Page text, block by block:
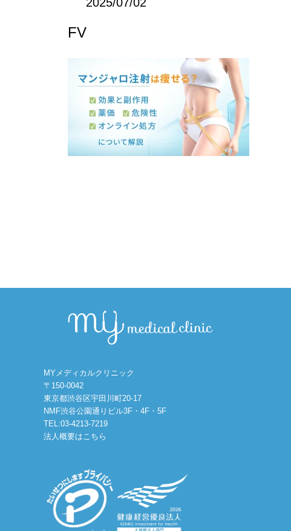
FV
MYメディカルクリニック
〒150-0042
東京都渋谷区宇田川町20-17
NMF渋谷公園通りビル3F・4F・5F
TEL:03-4213-7219
法人概要はこちら